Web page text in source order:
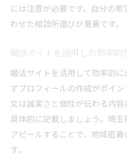
には注意が必要です。自分の
わせた相談所選びが重要です。
婚活サイトを活用した効率的
婚活サイトを活用して効率的
ずプロフィールの作成がポイ
文は誠実さと個性が伝わる内
具体的に記載しましょう。埼
アピールすることで、地域密
す。